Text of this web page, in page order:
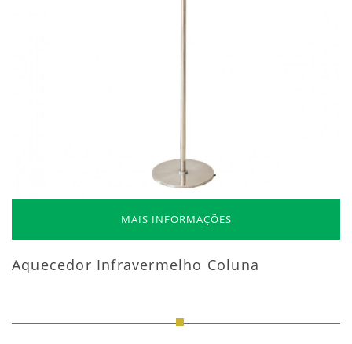
MAIS INFORMAÇÕES
Aquecedor Infravermelho Coluna